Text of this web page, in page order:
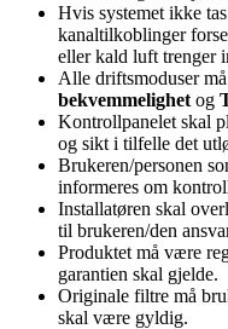
Hvis systemet ikke
kanaltilkoblinger
eller kald luft trenger
Alle driftsmoduser
bekvemmelighet og
Kontrollpanelet skal
og sikt i tilfelle det
Brukeren/personen
informeres om
Installatøren skal
til brukeren/den
Produktet må være
garantien skal gjelde.
Originale filtre må
skal være gyldig.